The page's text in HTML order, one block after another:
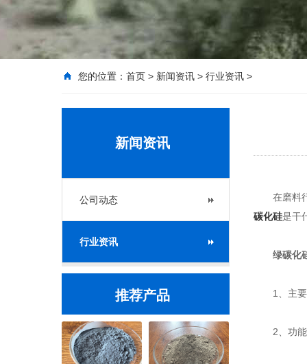
您的位置： 首页 > 新闻资讯 > 行业资讯 >
新闻资讯
公司动态
行业资讯
推荐产品
在磨料行
碳化硅是干
绿碳化硅
1、主要
2、功能